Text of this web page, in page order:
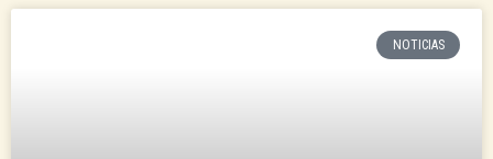
NOTICIAS